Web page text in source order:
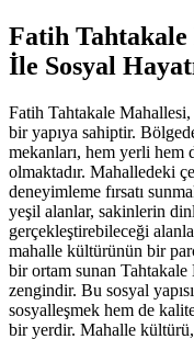
Fatih
İle Sosyal
Fatih Tahtakale Mahallesi,
bir yapıya sahiptir.
mekanları, hem yerli hem
olmaktadır. Mahalledeki
deneyimleme fırsatı
yeşil alanlar, sakinlerin
gerçekleştirebileceği
mahalle kültürünün bir
bir ortam sunan Tahtakale
zengindir. Bu sosyal
sosyalleşmek hem de
bir yerdir. Mahalle